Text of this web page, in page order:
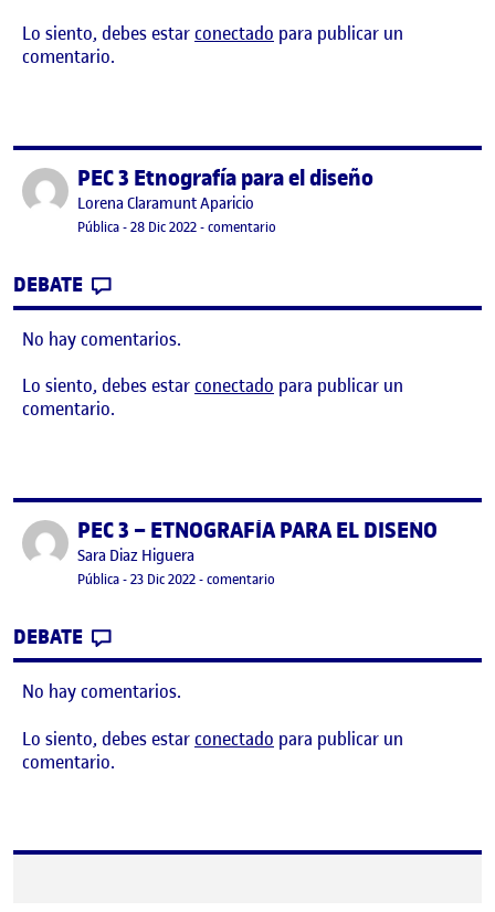
Lo siento, debes estarconectado para publicar un
comentario.
Publicado porPEC 3 Etnografía para el diseño
Publicado por
Lorena Claramunt Aparicio
Visibilidad:
Pública-Fecha de publicación
28 Dic 202228 diciembre, 2022 10:55 pm
-comentario
DEBATE
No hay comentarios.
Lo siento, debes estarconectado para publicar un
comentario.
Publicado porPEC 3 – ETNOGRAFÍA PARA EL DISEÑO
Publicado por
Sara Diaz Higuera
Visibilidad:
Pública-Fecha de publicación
23 Dic 2022-comentario
DEBATE
No hay comentarios.
Lo siento, debes estarconectado para publicar un
comentario.